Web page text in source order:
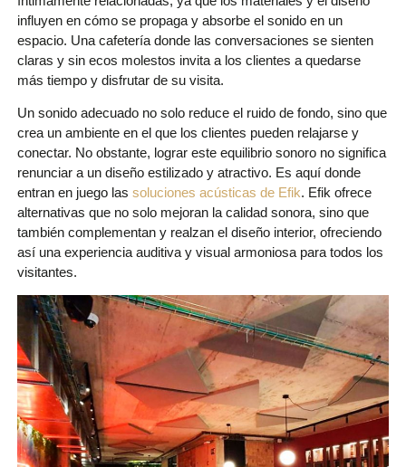
influyen en cómo se propaga y absorbe el sonido en un
espacio. Una cafetería donde las conversaciones se sienten
claras y sin ecos molestos invita a los clientes a quedarse
más tiempo y disfrutar de su visita.
Un sonido adecuado no solo reduce el ruido de fondo, sino que
crea un ambiente en el que los clientes pueden relajarse y
conectar. No obstante, lograr este equilibrio sonoro no significa
renunciar a un diseño estilizado y atractivo. Es aquí donde
entran en juego las soluciones acústicas de Efik. Efik ofrece
alternativas que no solo mejoran la calidad sonora, sino que
también complementan y realzan el diseño interior, ofreciendo
así una experiencia auditiva y visual armoniosa para todos los
visitantes.